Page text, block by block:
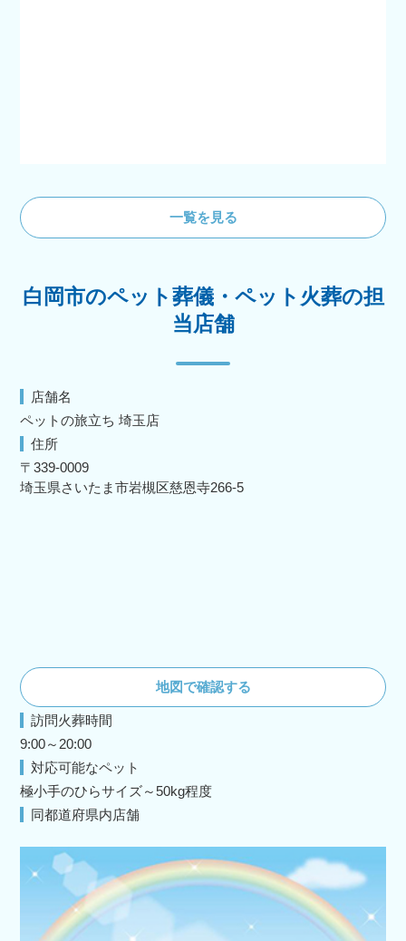
一覧を見る
白岡市のペット葬儀・ペット火葬の担
当店舗
店舗名
ペットの旅立ち 埼玉店
住所
〒339-0009
埼玉県さいたま市岩槻区慈恩寺266-5
地図で確認する
訪問火葬時間
9:00～20:00
対応可能なペット
極小手のひらサイズ～50kg程度
同都道府県内店舗